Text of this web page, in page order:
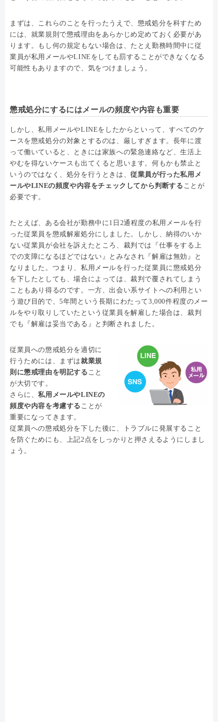
まずは、これらのことを行ったうえで、懲戒処分を科すため
には、就業規則で懲戒理由をあらかじめ定めておく必要があ
ります。もし何の規定もない場合は、たとえ勤務時間中に従
業員が私用メールやLINEをしても罰することができなくなる
可能性もありますので、気をつけましょう。
懲戒処分にするにはメールの頻度や内容も重要
しかし、私用メールやLINEをしたからといって、すべてのケ
ースを懲戒処分の対象とするのは、厳しすぎます。長年に渡
って働いていると、ときには家族への緊急連絡など、生活上
やむを得ないケースも出てくると思います。何もかも禁止と
いうのではなく、処分を行うときは、従業員が行った私用メ
ールやLINEの頻度や内容をチェックしてから判断する ことが
必要です。
たとえば、ある会社が勤務中に1日2通程度の私用メールを行
った従業員を懲戒解雇処分にしました。しかし、納得のいか
ない従業員が会社を訴えたところ、裁判では『仕事をする上
での支障になるほどではない』とみなされ『解雇は無効』と
なりました。つまり、私用メールを行った従業員に懲戒処分
を下したとしても、場合によっては、裁判で覆されてしまう
こともあり得るのです。一方、出会い系サイトへの利用とい
う遊び目的で、5年間という長期にわたって3,000件程度のメー
ルをやり取りしていたという従業員を解雇した場合は、裁判
でも『解雇は妥当である』と判断されました。
従業員への懲戒処分を適切に
行うためには、まずは就業規
則に懲戒理由を明記する こと
が大切です。
さらに、私用メールやLINEの
頻度や内容を考慮する ことが
重要になってきます。
従業員への懲戒処分を下した後に、トラブルに発展すること
を防ぐためにも、上記2点をしっかりと押さえるようにしまし
ょう。